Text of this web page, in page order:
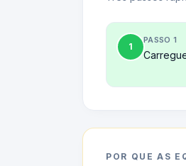
1
PASSO 1
POR QUE AS